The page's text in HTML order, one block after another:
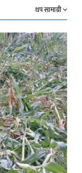
थप सामाग्री